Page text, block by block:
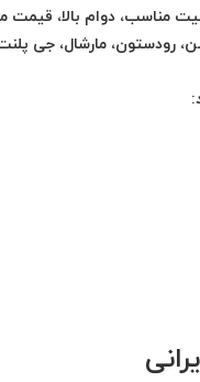
مناسب، دوام بالا، قیمت
رودستون، مارشال، جی